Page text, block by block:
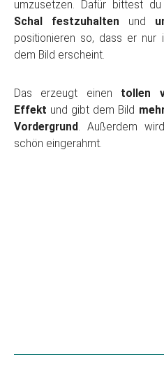
umzusetzen. Dafür bittest
Schal festzuhalten und
positionieren so, dass er nur
dem Bild erscheint.
Das erzeugt einen tollen
Effekt und gibt dem Bild
Vordergrund. Außerdem
schön eingerahmt.